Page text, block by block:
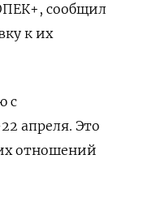
сообщил
к их
с
апреля. Это
отношений